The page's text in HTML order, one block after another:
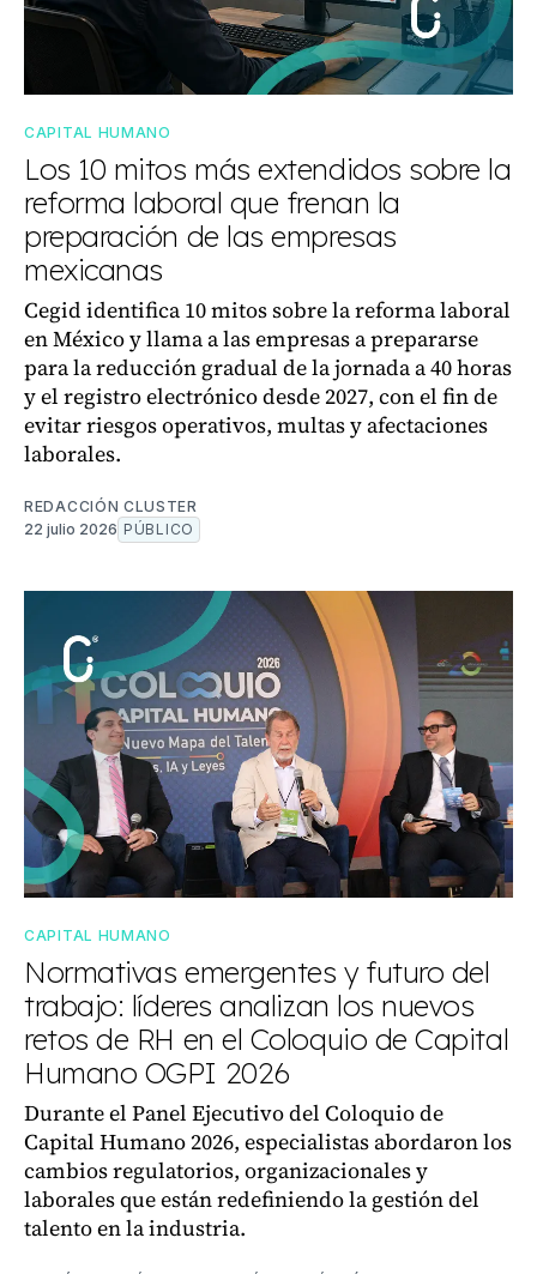
CAPITAL HUMANO
Los 10 mitos más extendidos sobre la
reforma laboral que frenan la
preparación de las empresas
mexicanas
Cegid identifica 10 mitos sobre la reforma laboral
en México y llama a las empresas a prepararse
para la reducción gradual de la jornada a 40 horas
y el registro electrónico desde 2027, con el fin de
evitar riesgos operativos, multas y afectaciones
laborales.
REDACCIÓN CLUSTER
22 julio 2026 PÚBLICO
CAPITAL HUMANO
Normativas emergentes y futuro del
trabajo: líderes analizan los nuevos
retos de RH en el Coloquio de Capital
Humano OGPI 2026
Durante el Panel Ejecutivo del Coloquio de
Capital Humano 2026, especialistas abordaron los
cambios regulatorios, organizacionales y
laborales que están redefiniendo la gestión del
talento en la industria.